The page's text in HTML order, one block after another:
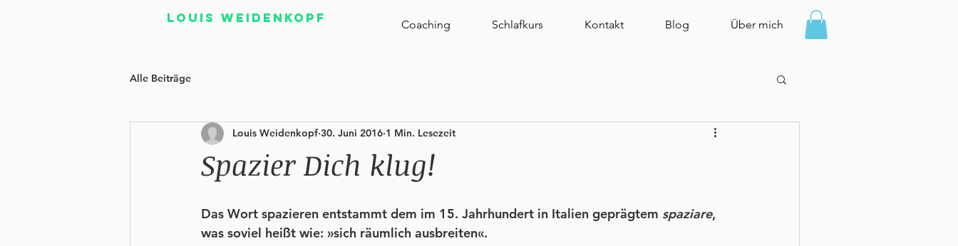
Louis Weidenkopf Coaching Schlafkurs Kontakt Blog Über mich
Alle Beiträge
Spazier Dich klug!
Louis Weidenkopf 30. Juni 2016 1 Min. Lesezeit
Das Wort spazieren entstammt dem im 15. Jahrhundert in Italien geprägtem spaziare,
was soviel heißt wie: »sich räumlich ausbreiten«.